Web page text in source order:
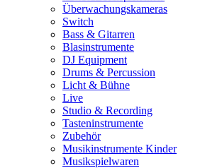
Überwachungskameras
Switch
Bass & Gitarren
Blasinstrumente
DJ Equipment
Drums & Percussion
Licht & Bühne
Live
Studio & Recording
Tasteninstrumente
Zubehör
Musikinstrumente Kinder
Musikspielwaren